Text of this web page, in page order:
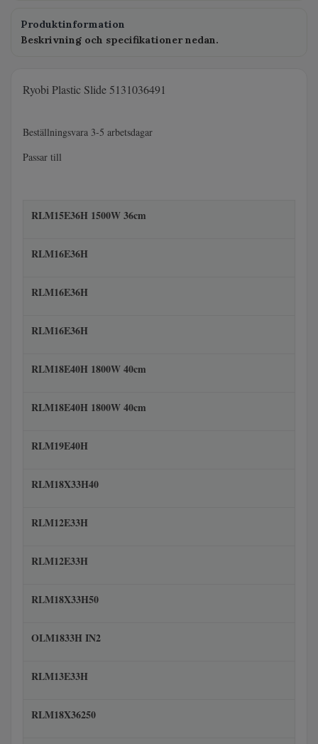
Produktinformation
Beskrivning och specifikationer nedan.
Ryobi Plastic Slide 5131036491
Beställningsvara 3-5 arbetsdagar
Passar till
RLM15E36H 1500W 36cm
RLM16E36H
RLM16E36H
RLM16E36H
RLM18E40H 1800W 40cm
RLM18E40H 1800W 40cm
RLM19E40H
RLM18X33H40
RLM12E33H
RLM12E33H
RLM18X33H50
OLM1833H IN2
RLM13E33H
RLM18X36250